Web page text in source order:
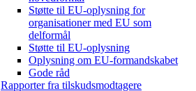
Støtte til EU-oplysning for
organisationer med EU som
delformål
Støtte til EU-oplysning
Oplysning om EU-formandskabet
Gode råd
Rapporter fra tilskudsmodtagere